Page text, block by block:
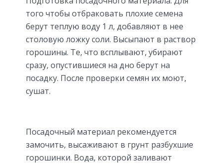
того чтобы отбраковать плохие семена
берут теплую воду 1 л, добавляют в нее
столовую ложку соли. Высыпают в раствор
горошины. Те, что всплывают, убирают
сразу, опустившиеся на дно берут на
посадку. После проверки семян их моют,
сушат.
Посадочный материал рекомендуется
замочить, высаживают в грунт разбухшие
горошинки. Вода, которой заливают